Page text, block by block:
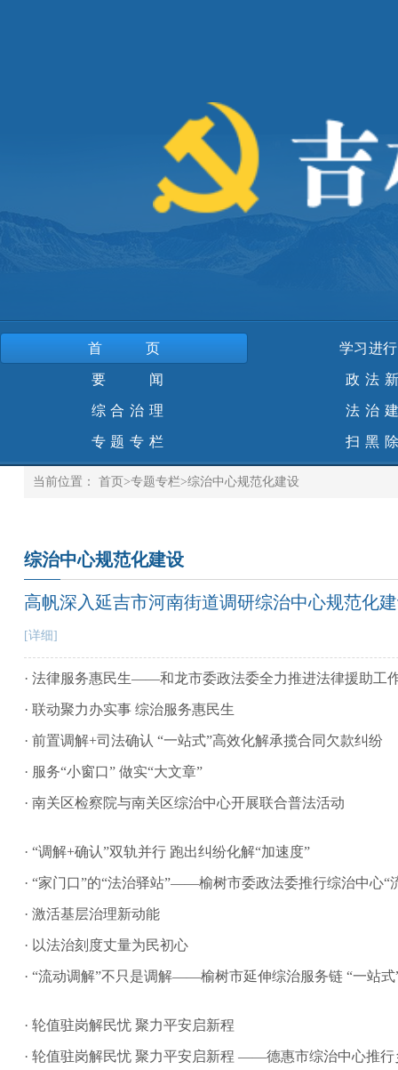
首页 学习进
要 闻 政法
综合治理 法治
专题专栏 扫黑
当前位置： 首页 >专题专栏>综治中心规范化建设
综治中心规范化建设
高帆深入延吉市河南街道调研综治中心规范化
[详细]
· 法律服务惠民生——和龙市委政法委全力推进法律援助工
· 联动聚力办实事 综治服务惠民生
· 前置调解+司法确认 “一站式”高效化解承揽合同欠款纠纷
· 服务“小窗口” 做实“大文章”
· 南关区检察院与南关区综治中心开展联合普法活动
· “调解+确认”双轨并行 跑出纠纷化解“加速度”
· “家门口”的“法治驿站”——榆树市委政法委推行综治中心“
· 激活基层治理新动能
· 以法治刻度丈量为民初心
· “流动调解”不只是调解——榆树市延伸综治服务链 “一站
· 轮值驻岗解民忧 聚力平安启新程
· 轮值驻岗解民忧 聚力平安启新程 ——德惠市综治中心推